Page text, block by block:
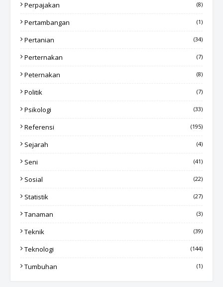
Perpajakan (8)
Pertambangan (1)
Pertanian (34)
Perternakan (7)
Peternakan (8)
Politik (7)
Psikologi (33)
Referensi (195)
Sejarah (4)
Seni (41)
Sosial (22)
Statistik (27)
Tanaman (3)
Teknik (39)
Teknologi (144)
Tumbuhan (1)